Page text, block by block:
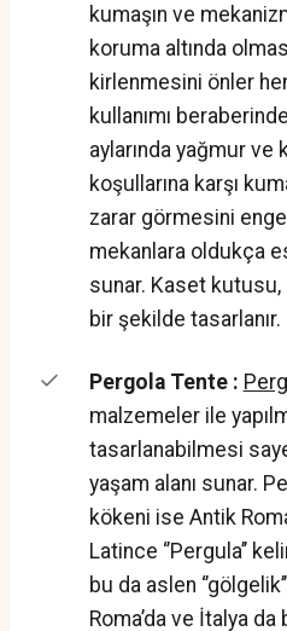
kumaşın ve
koruma altında
kirlenmesini önler
kullanımı
aylarında yağmur
koşullarına karşı
zarar görmesini
mekanlara oldukça
sunar. Kaset kutusu,
bir şekilde tasarlanır.
Pergola Tente :
malzemeler ile
tasarlanabilmesi
yaşam alanı sunar.
kökeni ise Antik
Latince ‘’Pergula’’
bu da aslen
Roma’da ve İtalya